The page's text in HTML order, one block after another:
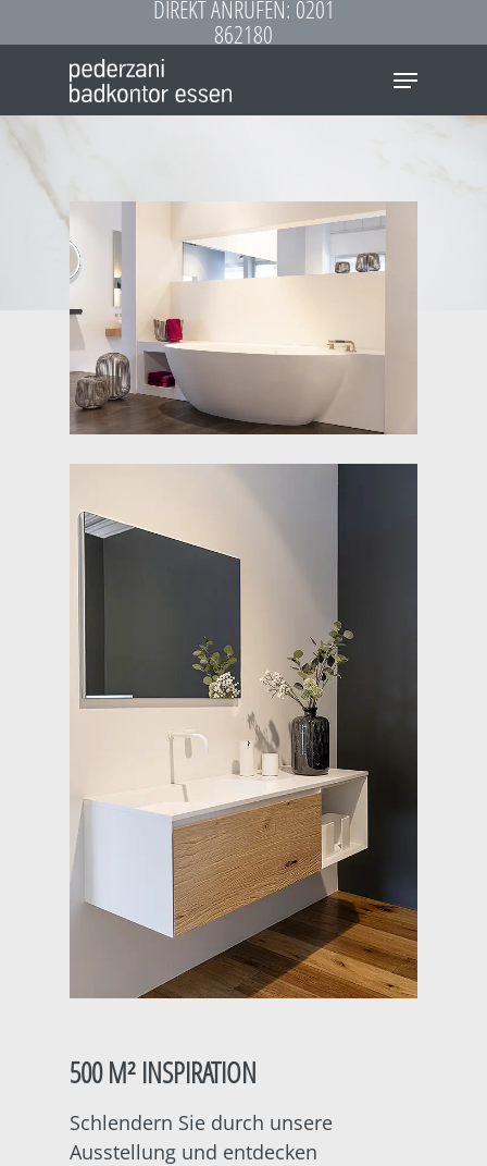
to
DIREKT ANRUFEN: 0201
862180
Menu
500 M² INSPIRATION
Schlendern Sie durch unsere
Ausstellung und entdecken